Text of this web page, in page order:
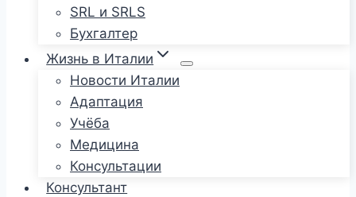
SRL и SRLS
Бухгалтер
Жизнь в Италии
Новости Италии
Адаптация
Учёба
Медицина
Консультации
Консультант